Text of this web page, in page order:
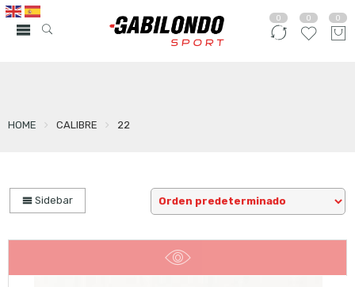
0 0 0
HOME CALIBRE 22
Sidebar